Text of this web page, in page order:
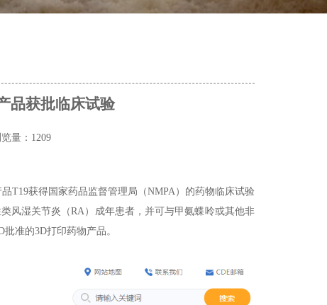
品获批临床试验
量：1209
T19获得国家药品监督管理局（NMPA）的药物临床试验
风湿关节炎（RA）成年患者，并可与甲氨蝶呤或其他非
准的3D打印药物产品。